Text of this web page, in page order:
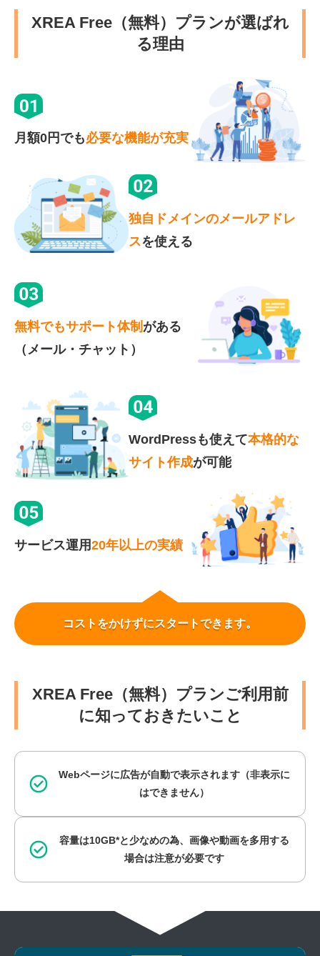
XREA Free（無料）プランが選ばれ
る理由
月額0円でも必要な機能が充実
独自ドメインのメールアドレ
スを使える
無料でもサポート体制 がある
（メール・チャット）
WordPressも使えて本格的な
サイト作成が可能
サービス運用20年以上の実績
コストをかけずにスタートできます。
XREA Free（無料）プランご利用前
に知っておきたいこと
Webページに広告が自動で表示されます （非表示に
はできません）
容量は10GB*と少なめの為、 画像や動画を多用する
場合は注意が必要です